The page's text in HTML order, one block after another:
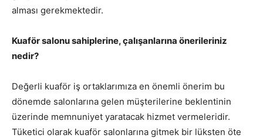
alması gerekmektedir.
Kuaför salonu sahiplerine, çalışanlarına önerileriniz
nedir?
Değerli kuaför iş ortaklarımıza en önemli önerim bu
dönemde salonlarına gelen müşterilerine beklentinin
üzerinde memnuniyet yaratacak hizmet vermeleridir.
Tüketici olarak kuaför salonlarına gitmek bir lüksten öte